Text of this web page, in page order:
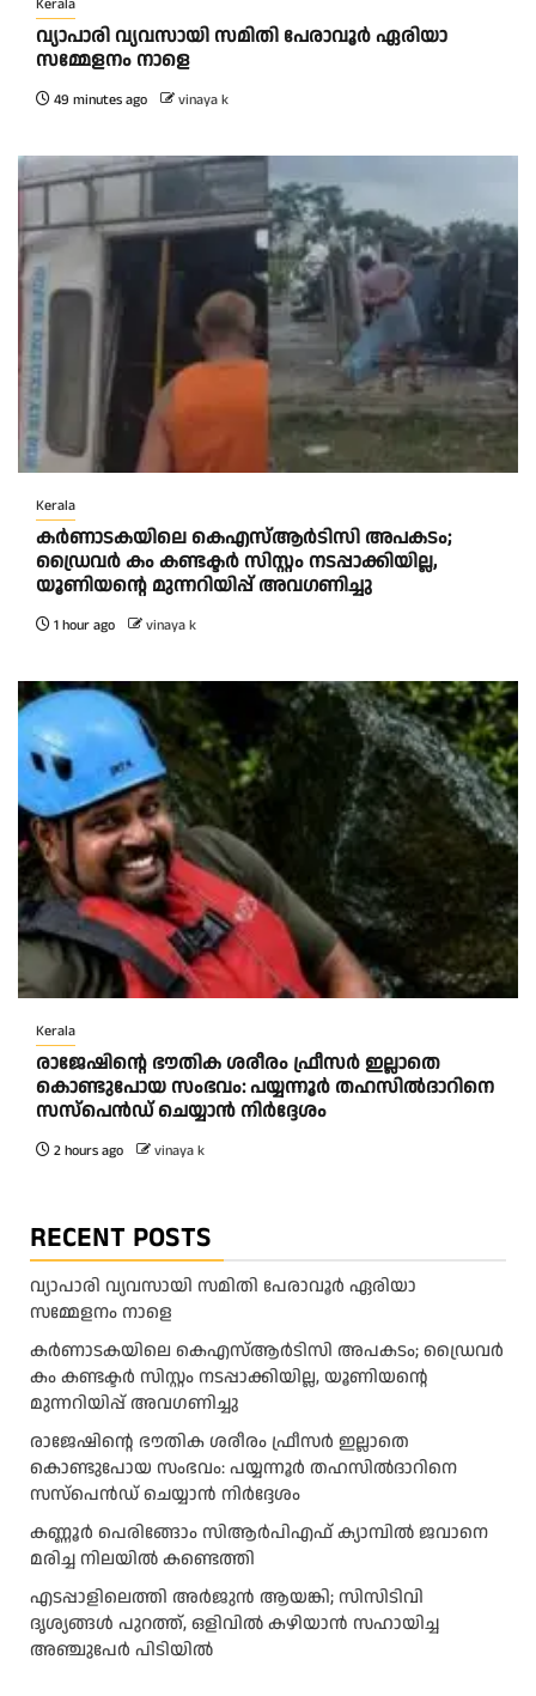
വ്യാപാരി വ്യവസായി സമിതി പേരാവൂർ ഏരിയാ
സമ്മേളനം നാളെ
49 minutes ago vinaya k
Kerala
കര്‍ണാടകയിലെ കെഎസ്ആര്‍ടിസി അപകടം;
ഡ്രൈവര്‍ കം കണ്ടക്ടര്‍ സിസ്റ്റം നടപ്പാക്കിയില്ല,
യൂണിയന്റെ മുന്നറിയിപ്പ് അവഗണിച്ചു
1 hour ago vinaya k
Kerala
രാജേഷിന്റെ ഭൗതിക ശരീരം ഫ്രീസർ ഇല്ലാതെ
കൊണ്ടുപോയ സംഭവം: പയ്യന്നൂർ തഹസിൽദാറിനെ
സസ്പെൻഡ് ചെയ്യാൻ നിർദ്ദേശം
2 hours ago vinaya k
RECENT POSTS
വ്യാപാരി വ്യവസായി സമിതി പേരാവൂർ ഏരിയാ
സമ്മേളനം നാളെ
കര്‍ണാടകയിലെ കെഎസ്ആര്‍ടിസി അപകടം; ഡ്രൈവര്‍
കം കണ്ടക്ടര്‍ സിസ്റ്റം നടപ്പാക്കിയില്ല, യൂണിയന്റെ
മുന്നറിയിപ്പ് അവഗണിച്ചു
രാജേഷിന്റെ ഭൗതിക ശരീരം ഫ്രീസർ ഇല്ലാതെ
കൊണ്ടുപോയ സംഭവം: പയ്യന്നൂർ തഹസിൽദാറിനെ
സസ്പെൻഡ് ചെയ്യാൻ നിർദ്ദേശം
കണ്ണൂർ പെരിങ്ങോം സിആർപിഎഫ് ക്യാമ്പിൽ ജവാനെ
മരിച്ച നിലയിൽ കണ്ടെത്തി
എടപ്പാളിലെത്തി അർജുൻ ആയങ്കി; സിസിടിവി
ദൃശ്യങ്ങൾ പുറത്ത്, ഒളിവിൽ കഴിയാൻ സഹായിച്ച
അഞ്ചുപേർ പിടിയിൽ